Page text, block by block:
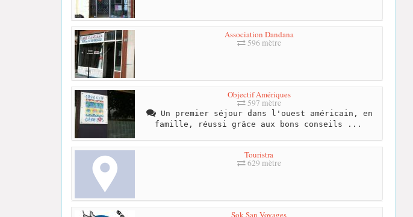
Association Dandana
596 mètre
Objectif Amériques
597 mètre
Un premier séjour dans l'ouest américain, en
famille, réussi grâce aux bons conseils ...
Touristra
629 mètre
Sok San Voyages